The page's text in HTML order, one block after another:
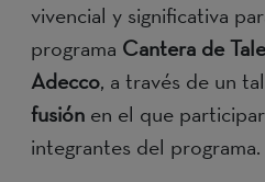
vivencial y significativa
programa Cantera de
Adecco, a través de un
fusión en el que
integrantes del programa.